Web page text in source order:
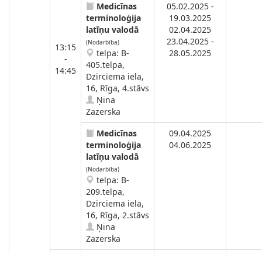
13:15
-
14:45
Medicīnas
terminoloģija
latīņu valodā
(Nodarbība)
telpa: B-
405.telpa,
Dzirciema iela,
16, Rīga, 4.stāvs
Ņina
Zazerska
05.02.2025 -
19.03.2025
02.04.2025
23.04.2025 -
28.05.2025
Medicīnas
terminoloģija
latīņu valodā
(Nodarbība)
telpa: B-
209.telpa,
Dzirciema iela,
16, Rīga, 2.stāvs
Ņina
Zazerska
09.04.2025
04.06.2025